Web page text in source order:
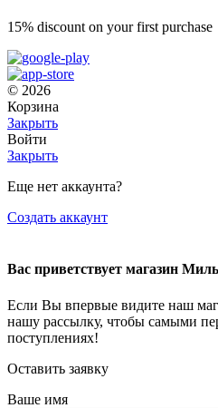
15% discount on your first purchase
© 2026
Корзина
Закрыть
Войти
Закрыть
Еще нет аккаунта?
Создать аккаунт
Вас приветствует магазин
Если Вы впервые видите наш
нашу рассылку, чтобы самыми
поступлениях!
Оставить заявку
Ваше имя